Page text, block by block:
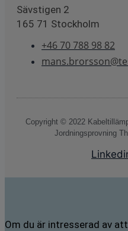
Sävstigen 2
165 71 Stockholm
+46 70 788 98 82
Copyright © 2022
Jordningsprovning
Om du är intresserad av